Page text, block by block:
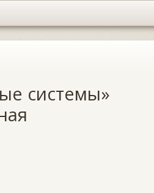
системы»